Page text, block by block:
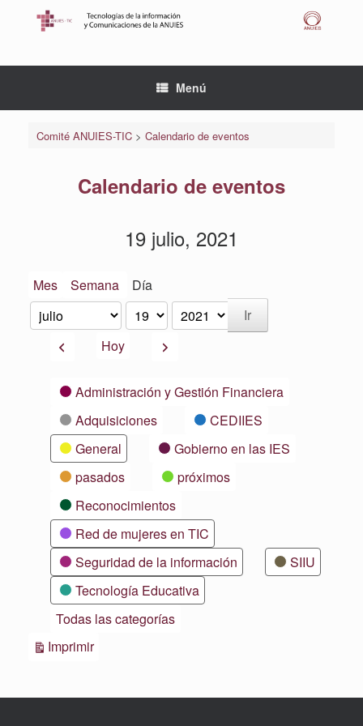
Menú
Comité ANUIES-TIC> Calendario de eventos
Calendario de eventos
19 julio, 2021
Mes Semana Día
Mes
Día
Año
AnteriorHoy Siguiente
CategoríasAdministración y Gestión Financiera
Adquisiciones
CEDIIES
General
Gobierno en las IES
pasados
próximos
Reconocimientos
Red de mujeres en TIC
Seguridad de la información
SIIU
Tecnología Educativa
Todas las categorías
ImprimirVistas